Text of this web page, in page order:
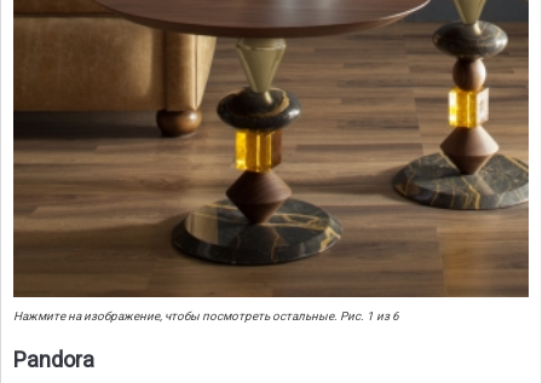
Нажмите на изображение, чтобы посмотреть остальные. Рис. 1 из 6
Pandora